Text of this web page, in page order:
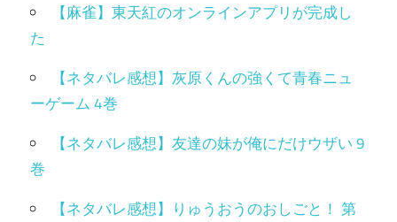
【麻雀】東天紅のオンラインアプリが完成し
た
【ネタバレ感想】灰原くんの強くて青春ニュ
ーゲーム 4巻
【ネタバレ感想】友達の妹が俺にだけウザい 9
巻
【ネタバレ感想】りゅうおうのおしごと！ 第